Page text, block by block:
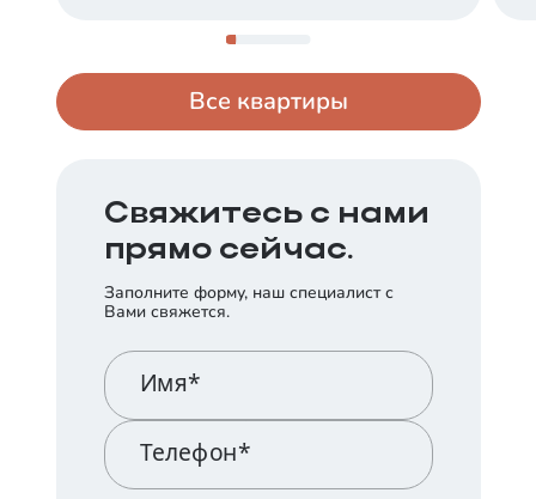
Все квартиры
Свяжитесь с нами
прямо сейчас.
Заполните форму, наш специалист с
Вами свяжется.
Имя*
Телефон*